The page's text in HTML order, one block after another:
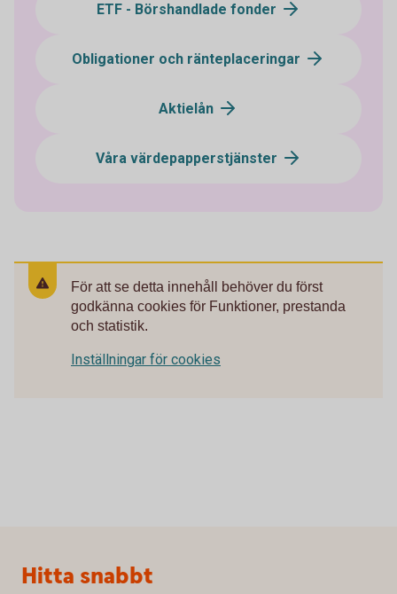
ETF - Börshandlade fonder
Obligationer och ränteplaceringar
Aktielån
Våra värdepapperstjänster
För att se detta innehåll behöver du först
godkänna cookies för Funktioner, prestanda
och statistik.
Inställningar för cookies
Sidfot
Hitta snabbt